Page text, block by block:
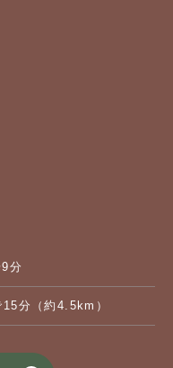
分
分（約4.5km）